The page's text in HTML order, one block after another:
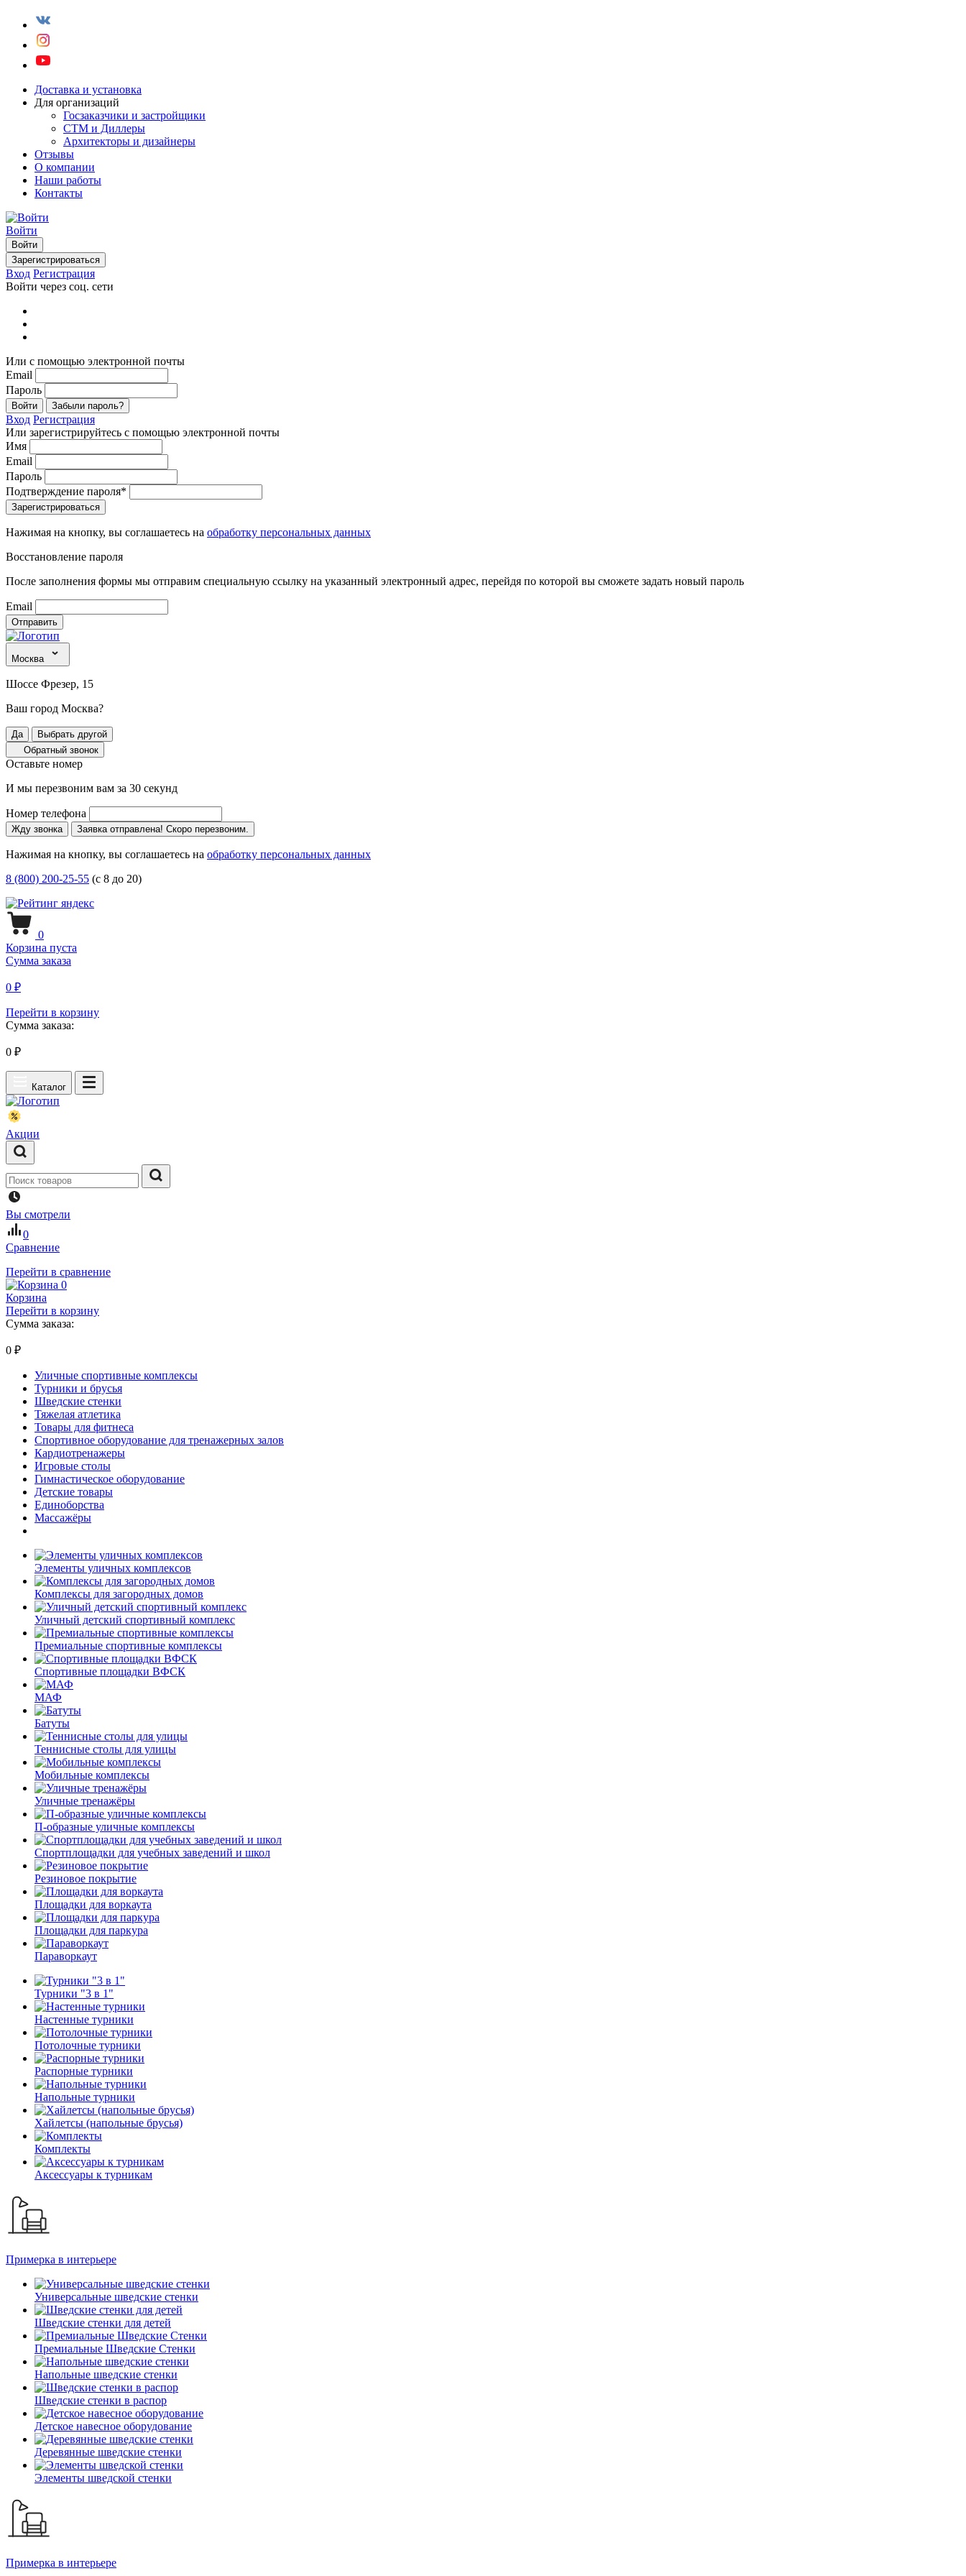
Доставка и установка
Для организаций
Госзаказчики и застройщики
СТМ и Диллеры
Архитекторы и дизайнеры
Отзывы
О компании
Наши работы
Контакты
Войти
Войти
Зарегистрироваться
Вход Регистрация
Войти через соц. сети
Или с помощью электронной почты
Email
Пароль
Войти Забыли пароль?
Вход Регистрация
Или зарегистрируйтесь с помощью электронной почты
Имя
Email
Пароль
Подтверждение пароля*
Зарегистрироваться
Нажимая на кнопку, вы соглашаетесь на обработку персональных данных
Восстановление пароля
После заполнения формы мы отправим специальную ссылку на указанный электронный адрес, перейдя по которой вы сможете задать новый пароль
Email
Отправить
Москва
Шоссе Фрезер, 15
Ваш город Москва?
Да
Выбрать другой
Обратный звонок
Оставьте номер
И мы перезвоним вам за 30 секунд
Номер телефона
Жду звонка Заявка отправлена! Скоро перезвоним.
Нажимая на кнопку, вы соглашаетесь на обработку персональных данных
8 (800) 200-25-55 (с 8 до 20)
0
Корзина пуста
Сумма заказа
0 ₽
Перейти в корзину
Сумма заказа:
0 ₽
Каталог
Акции
Вы смотрели
0
Сравнение
Перейти в сравнение
0
Корзина
Перейти в корзину
Сумма заказа:
0 ₽
Уличные спортивные комплексы
Турники и брусья
Шведские стенки
Тяжелая атлетика
Товары для фитнеса
Спортивное оборудование для тренажерных залов
Кардиотренажеры
Игровые столы
Гимнастическое оборудование
Детские товары
Единоборства
Массажёры
Элементы уличных комплексов
Комплексы для загородных домов
Уличный детский спортивный комплекс
Премиальные спортивные комплексы
Спортивные площадки ВФСК
МАФ
Батуты
Теннисные столы для улицы
Мобильные комплексы
Уличные тренажёры
П-образные уличные комплексы
Спортплощадки для учебных заведений и школ
Резиновое покрытие
Площадки для воркаута
Площадки для паркура
Параворкаут
Турники "3 в 1"
Настенные турники
Потолочные турники
Распорные турники
Напольные турники
Хайлетсы (напольные брусья)
Комплекты
Аксессуары к турникам
Примерка в интерьере
Универсальные шведские стенки
Шведские стенки для детей
Премиальные Шведские Стенки
Напольные шведские стенки
Шведские стенки в распор
Детское навесное оборудование
Деревянные шведские стенки
Элементы шведской стенки
Примерка в интерьере